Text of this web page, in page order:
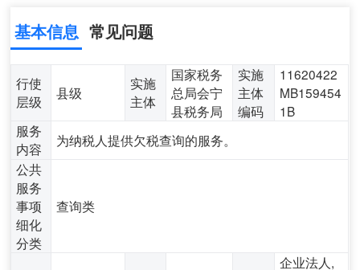
基本信息 常见问题
行使
层级
县级
实施
主体
国家税务
总局会宁
县税务局
实施
主体
编码
11620422
MB159454
1B
服务
内容
为纳税人提供欠税查询的服务。
公共
服务
事项
细化
分类
查询类
企业法人,